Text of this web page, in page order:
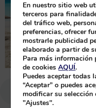
En nuestro sitio web
terceros para
del tráfico web,
preferencias, ofrecer
mostrarle publicidad
elaborado a partir de
Para más información
de cookiesAQUÍ.
Puedes aceptar todas
“Aceptar” o puedes
modificar su selección
"Ajustes".